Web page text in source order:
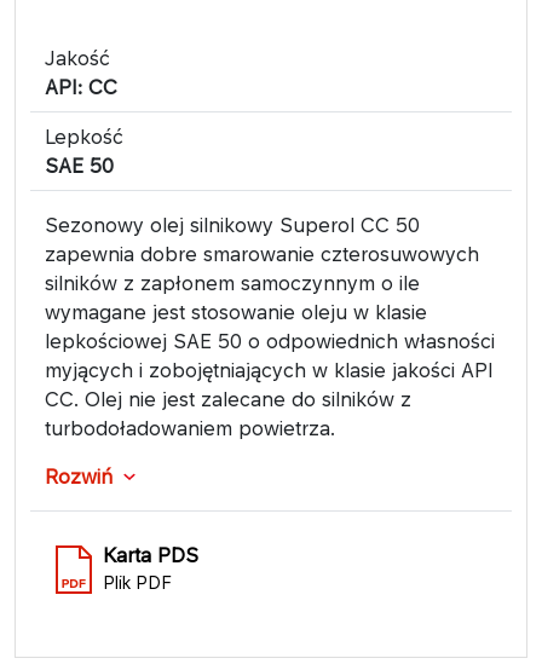
Jakość
API: CC
Lepkość
SAE 50
Sezonowy olej silnikowy Superol CC 50
zapewnia dobre smarowanie czterosuwowych
silników z zapłonem samoczynnym o ile
wymagane jest stosowanie oleju w klasie
lepkościowej SAE 50 o odpowiednich własności
myjących i zobojętniających w klasie jakości API
CC. Olej nie jest zalecane do silników z
turbodoładowaniem powietrza.
Rozwiń
Karta PDS
Plik PDF